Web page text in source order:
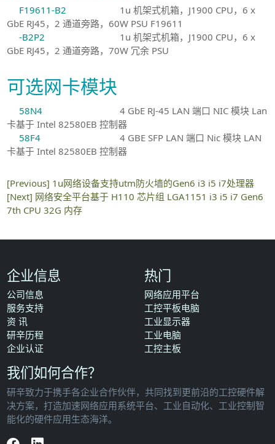
F19611-B2
1u 机架式机箱，J1900 CPU，6 x
GbE RJ45，2 通道旁路，60W PSU F19611
-B2P2
1u 机架式机箱，J1900 CPU，6 x
GbE RJ45，2 通道旁路，70W 冗余 PSU
可选网卡模块
58N4
4 GbE RJ-45 LAN 端口 NIC 模块 Lan
卡基于 Intel 82580EB 控制器
58F4
4 GBE SFP LAN 端口 Nic 模块 LAN
卡基于 Intel 82580EB 控制器
[Previous] 1u网络设备支持utm防火墙的Gen6 i3 i5 i7处理器
[Next] 网络安全平台基于 H110 芯片组 LGA1151 i3 i5 i7 Gen6
7th CPU 32G 内存
企业信息
公司信息
服务支持
资 讯
研辛历程
企业认证
热门
网络应用平台
工控平板电脑
工业显示器
工业电脑
工控主板
我们如何合作？
研辛致力于携手各企业合作伙伴，共同找到更前沿的工控硬件解
决方案，打造加速网络应用系统平台、工业自动化、工业控制智
能化的硬件应用生态海洋。